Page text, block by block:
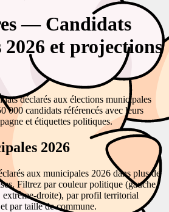
— Candidats
et projections
déclarés aux élections municipales
000 candidats référencés avec leurs
et étiquettes politiques.
2026
aux municipales 2026 dans plus de
Filtrez par couleur politique (gauche,
extrême-droite), par profil territorial
par taille de commune.